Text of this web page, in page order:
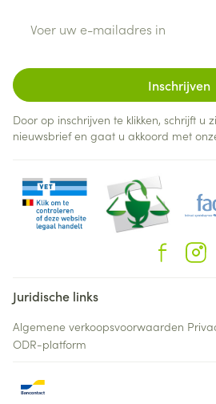
Inschrijven
Door op inschrijven te klikken, schrijft u
nieuwsbrief en gaat u akkoord met
Juridische links
Algemene verkoopsvoorwaarden
ODR-platform